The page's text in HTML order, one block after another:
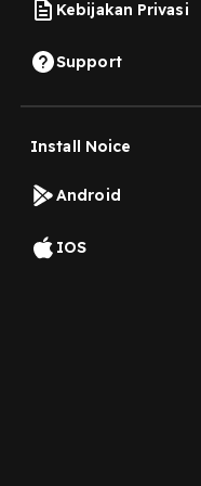
Kebijakan Privasi
Support
Install Noice
Android
IOS